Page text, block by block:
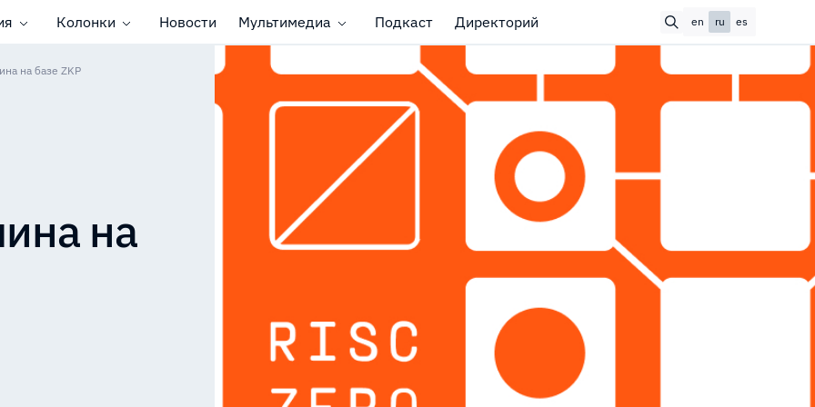
Колонки Новости Мультимедиа Подкаст Директорий en ru es
на базе ZKP
на